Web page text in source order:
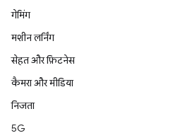
गेमिंग
मशीन लर्निंग
सेहत और फ़िटनेस
कैमरा और मीडिया
निजता
5G